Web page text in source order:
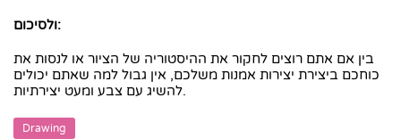
ולסיכום:
בין אם אתם רוצים לחקור את ההיסטוריה של הציור או לנסות את
כוחכם ביצירת יצירות אמנות משלכם, אין גבול למה שאתם יכולים
להשיג עם צבע ומעט יצירתיות.
Drawing